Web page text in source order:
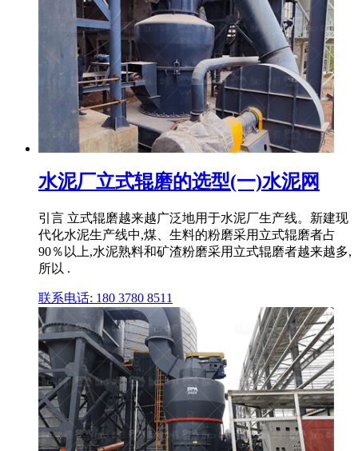
水泥厂立式辊磨的选型(一)水泥网
引言 立式辊磨越来越广泛地用于水泥厂生产线。新建现
代化水泥生产线中,煤、生料的粉磨采用立式辊磨者占
90％以上,水泥熟料和矿渣粉磨采用立式辊磨者越来越多,
所以 .
联系电话: 180 3780 8511